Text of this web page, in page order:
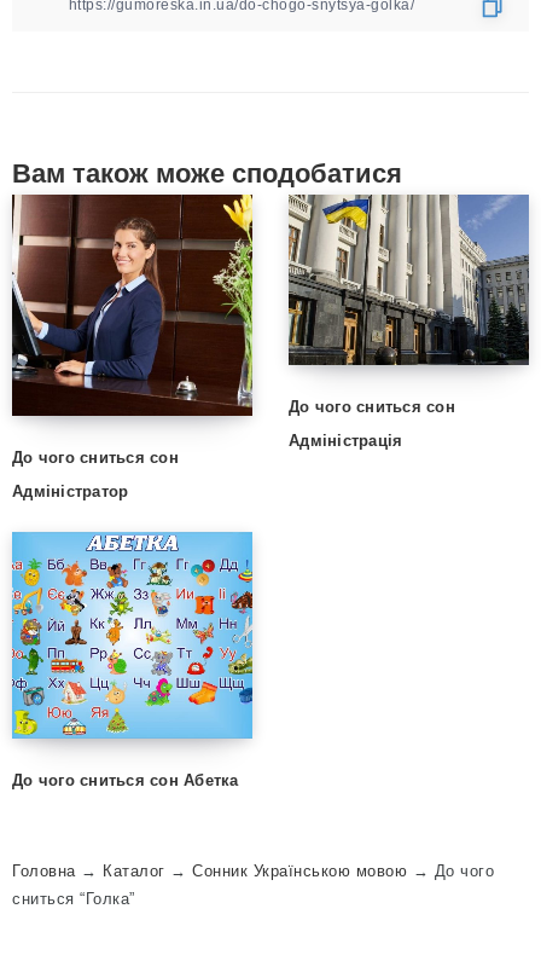
Вам також може сподобатися
До чого сниться сон
Адміністратор
До чого сниться сон
Адміністрація
До чого сниться сон Абетка
Головна → Каталог → Сонник Українською мовою → До чого
сниться “Голка”